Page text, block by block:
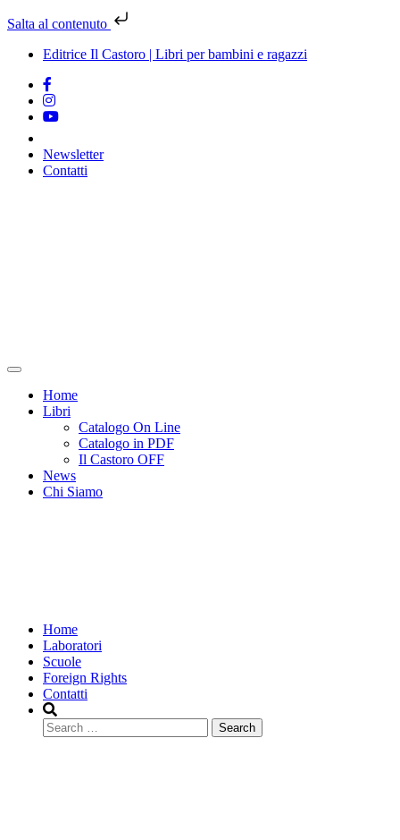
Salta al contenuto
Editrice Il Castoro | Libri per bambini e ragazzi
Newsletter
Contatti
Home
Libri
Catalogo On Line
Catalogo in PDF
Il Castoro OFF
News
Chi Siamo
Home
Laboratori
Scuole
Foreign Rights
Contatti
Search